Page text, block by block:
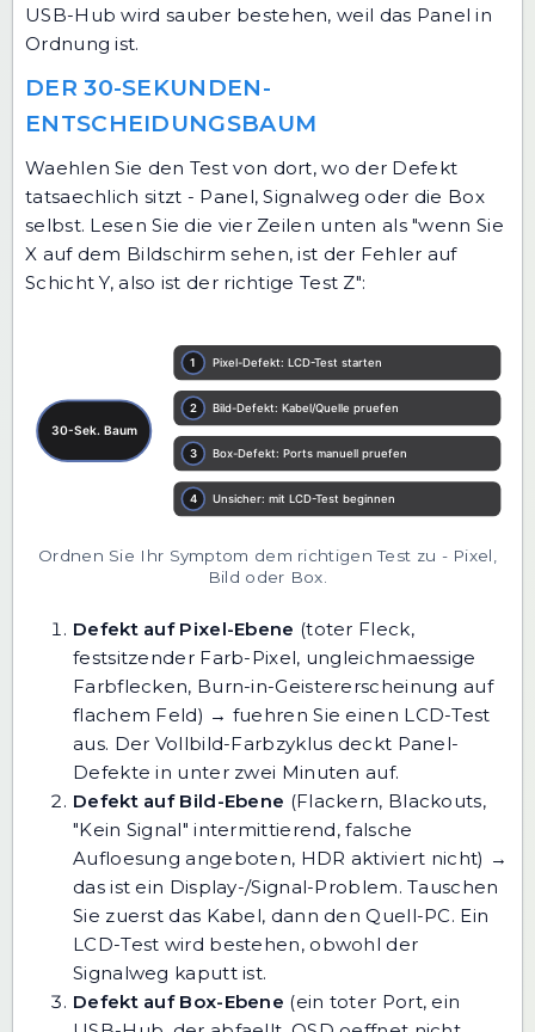
USB-Hub wird sauber bestehen, weil das Panel in
Ordnung ist.
DER 30-SEKUNDEN-
ENTSCHEIDUNGSBAUM
Waehlen Sie den Test von dort, wo der Defekt
tatsaechlich sitzt - Panel, Signalweg oder die Box
selbst. Lesen Sie die vier Zeilen unten als "wenn Sie
X auf dem Bildschirm sehen, ist der Fehler auf
Schicht Y, also ist der richtige Test Z":
Ordnen Sie Ihr Symptom dem richtigen Test zu - Pixel,
Bild oder Box.
Defekt auf Pixel-Ebene (toter Fleck,
festsitzender Farb-Pixel, ungleichmaessige
Farbflecken, Burn-in-Geistererscheinung auf
flachem Feld) → fuehren Sie einen LCD-Test
aus. Der Vollbild-Farbzyklus deckt Panel-
Defekte in unter zwei Minuten auf.
Defekt auf Bild-Ebene (Flackern, Blackouts,
"Kein Signal" intermittierend, falsche
Aufloesung angeboten, HDR aktiviert nicht) →
das ist ein Display-/Signal-Problem. Tauschen
Sie zuerst das Kabel, dann den Quell-PC. Ein
LCD-Test wird bestehen, obwohl der
Signalweg kaputt ist.
Defekt auf Box-Ebene (ein toter Port, ein